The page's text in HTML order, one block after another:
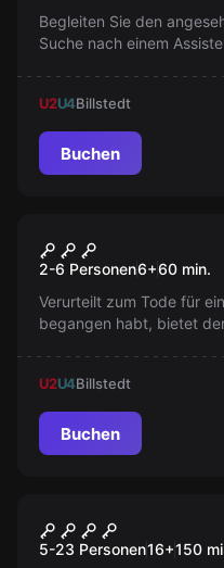
Begleiten Sie den
Suche nach einem
U2U4Billstedt
Buchen
Prison Break
2-6 Personen6+60 min.
Verurteilt zum Tode für
begangen habt, bietet
U2U4Billstedt
Buchen
Der Fall „Fritz
5-23 Personen16+150